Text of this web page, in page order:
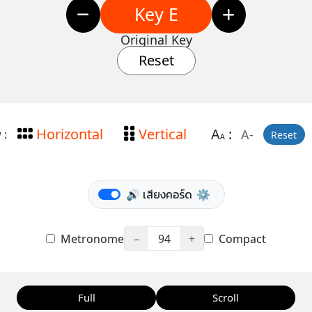
Key E
Original Key
Reset
: Horizontal Vertical AA: A- Reset
🔊 เสียงคอร์ด ⚙️
Metronome − 94 + Compact
Full Scroll